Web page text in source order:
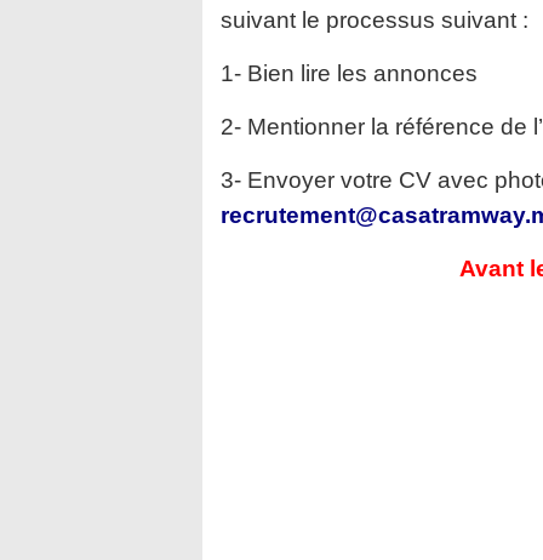
suivant le processus suivant :
1- Bien lire les annonces
2- Mentionner la référence de
3- Envoyer votre CV avec
Avant